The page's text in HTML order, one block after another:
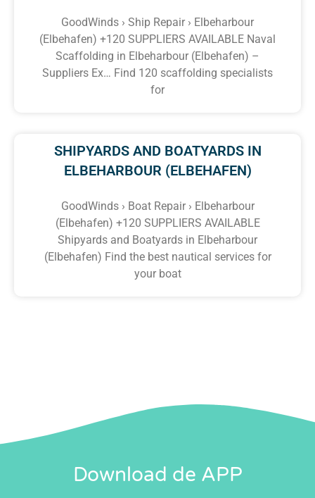
GoodWinds › Ship Repair › Elbeharbour
(Elbehafen) +120 SUPPLIERS AVAILABLE Naval
Scaffolding in Elbeharbour (Elbehafen) –
Suppliers Ex… Find 120 scaffolding specialists
for
SHIPYARDS AND BOATYARDS IN
ELBEHARBOUR (ELBEHAFEN)
GoodWinds › Boat Repair › Elbeharbour
(Elbehafen) +120 SUPPLIERS AVAILABLE
Shipyards and Boatyards in Elbeharbour
(Elbehafen) Find the best nautical services for
your boat
Download de APP